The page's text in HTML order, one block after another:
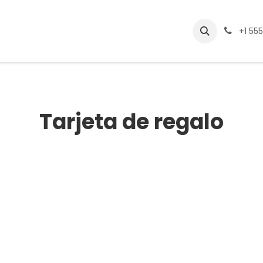
+1
Tarjeta de regalo